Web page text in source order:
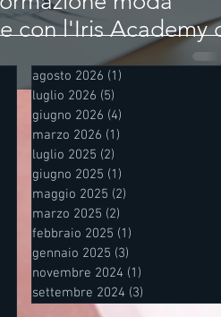
con l'Iris Academy
agosto 2026 (1)
luglio 2026 (5)
giugno 2026 (4)
marzo 2026 (1)
luglio 2025 (2)
giugno 2025 (1)
maggio 2025 (2)
marzo 2025 (2)
febbraio 2025 (1)
gennaio 2025 (3)
novembre 2024 (1)
settembre 2024 (3)